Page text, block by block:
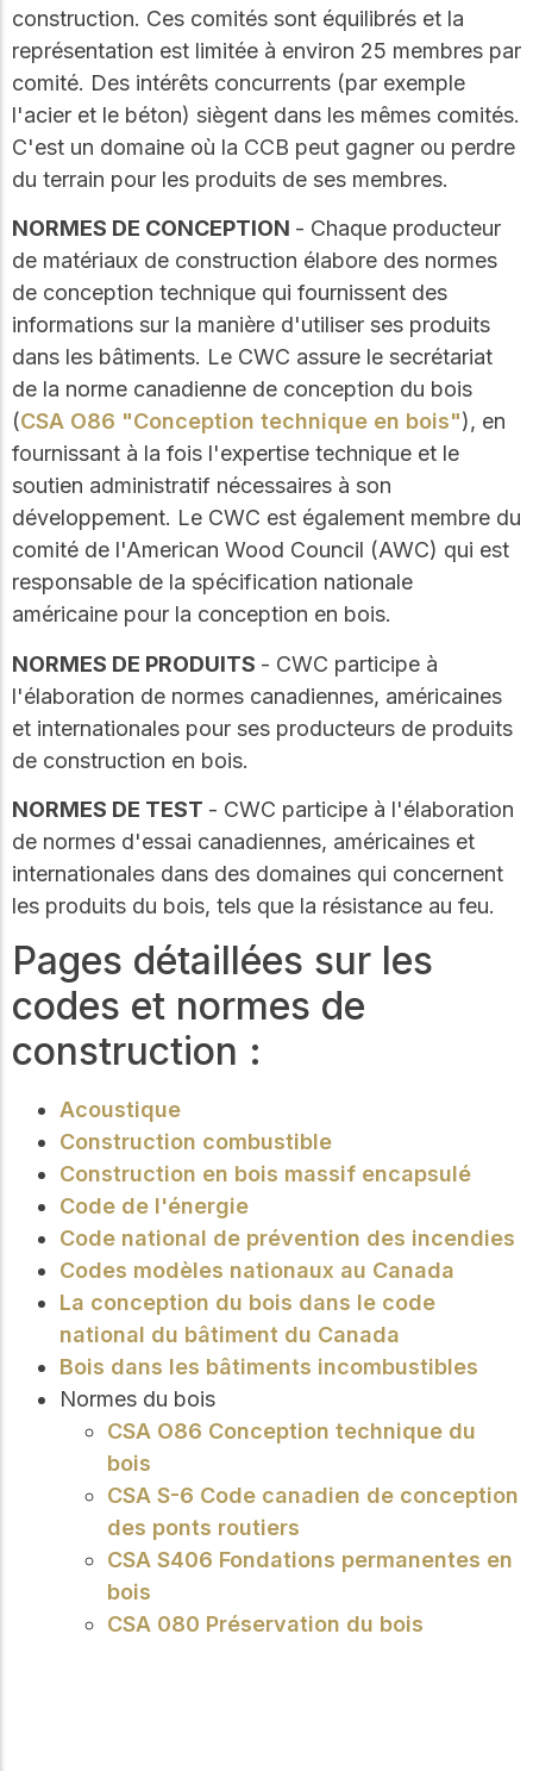
construction. Ces comités sont équilibrés et la
représentation est limitée à environ 25 membres par
comité. Des intérêts concurrents (par exemple
l'acier et le béton) siègent dans les mêmes comités.
C'est un domaine où la CCB peut gagner ou perdre
du terrain pour les produits de ses membres.
NORMES DE CONCEPTION - Chaque producteur
de matériaux de construction élabore des normes
de conception technique qui fournissent des
informations sur la manière d'utiliser ses produits
dans les bâtiments. Le CWC assure le secrétariat
de la norme canadienne de conception du bois
(CSA O86 "Conception technique en bois"), en
fournissant à la fois l'expertise technique et le
soutien administratif nécessaires à son
développement. Le CWC est également membre du
comité de l'American Wood Council (AWC) qui est
responsable de la spécification nationale
américaine pour la conception en bois.
NORMES DE PRODUITS - CWC participe à
l'élaboration de normes canadiennes, américaines
et internationales pour ses producteurs de produits
de construction en bois.
NORMES DE TEST - CWC participe à l'élaboration
de normes d'essai canadiennes, américaines et
internationales dans des domaines qui concernent
les produits du bois, tels que la résistance au feu.
Pages détaillées sur les
codes et normes de
construction :
Acoustique
Construction combustible
Construction en bois massif encapsulé
Code de l'énergie
Code national de prévention des incendies
Codes modèles nationaux au Canada
La conception du bois dans le code
national du bâtiment du Canada
Bois dans les bâtiments incombustibles
Normes du bois
CSA O86 Conception technique du
bois
CSA S-6 Code canadien de conception
des ponts routiers
CSA S406 Fondations permanentes en
bois
CSA 080 Préservation du bois